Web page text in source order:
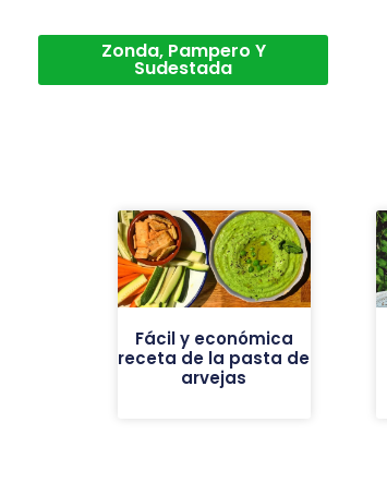
Zonda, Pampero Y
Sudestada
Fácil y económica
receta de la pasta de
arvejas